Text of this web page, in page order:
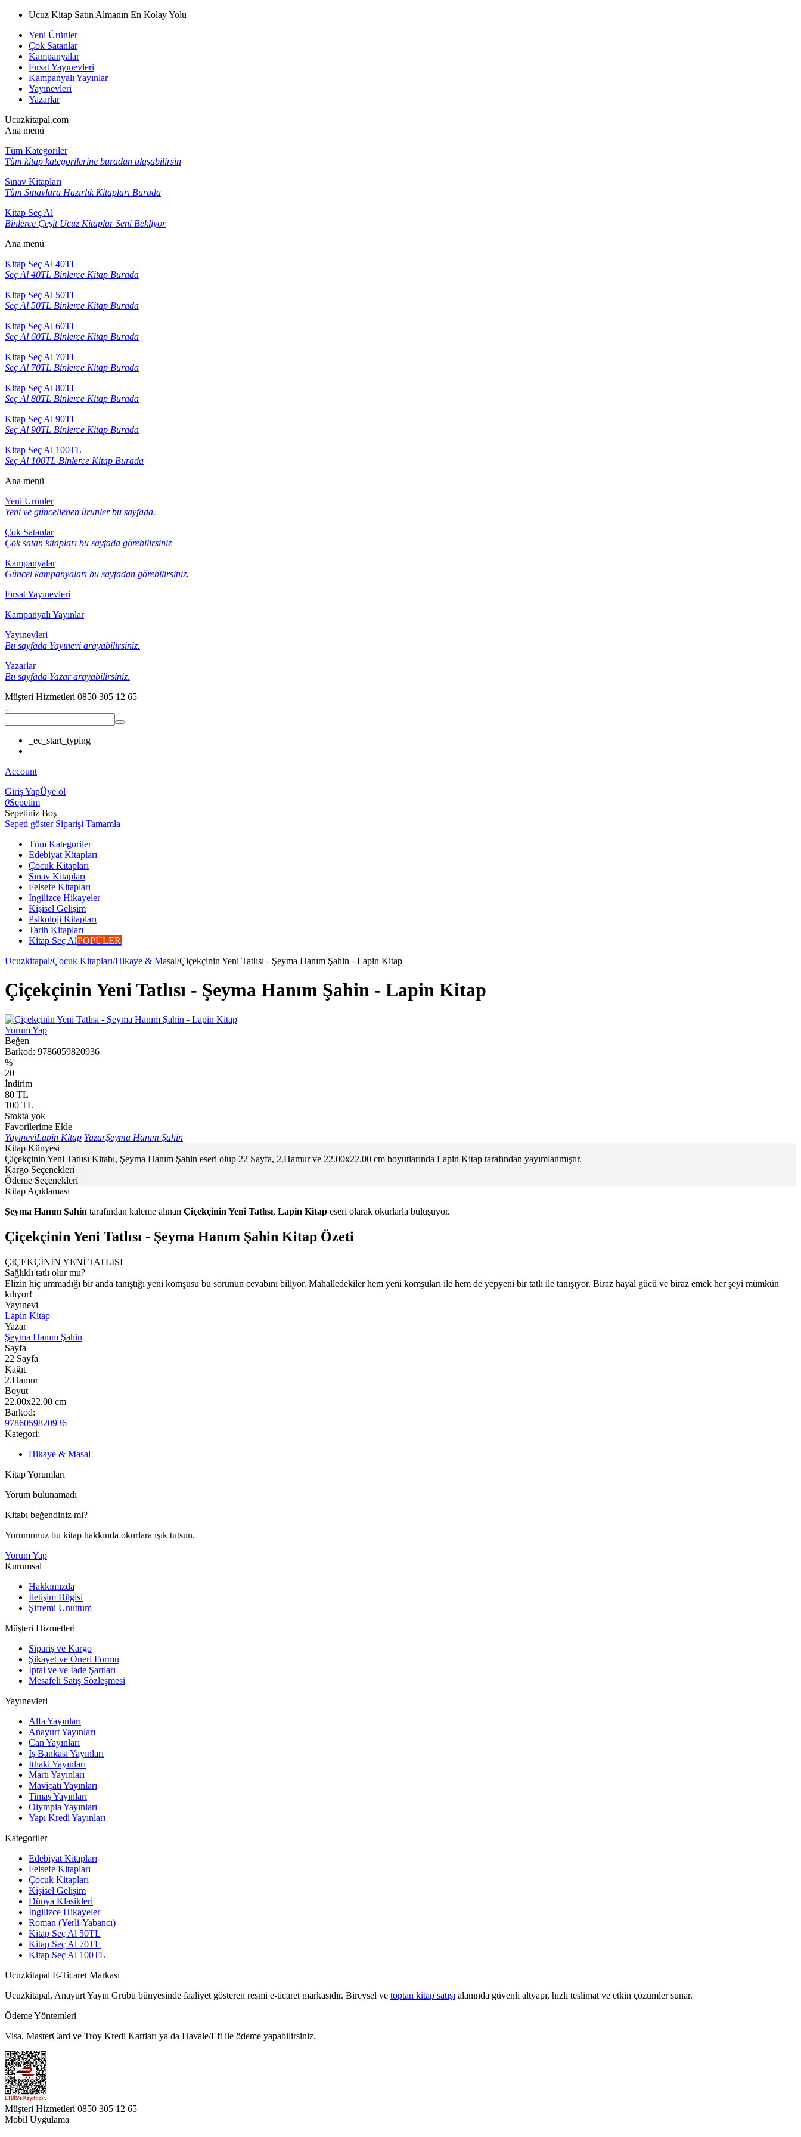
Ucuz Kitap Satın Almanın En Kolay Yolu
Yeni Ürünler
Çok Satanlar
Kampanyalar
Fırsat Yayınevleri
Kampanyalı Yayınlar
Yayınevleri
Yazarlar
Ucuzkitapal.com
Ana menü
Tüm Kategoriler
Tüm kitap kategorilerine buradan ulaşabilirsin
Sınav Kitapları
Tüm Sınavlara Hazırlık Kitapları Burada
Kitap Seç Al
Binlerce Çeşit Ucuz Kitaplar Seni Bekliyor
Ana menü
Kitap Seç Al 40TL
Seç Al 40TL Binlerce Kitap Burada
Kitap Seç Al 50TL
Seç Al 50TL Binlerce Kitap Burada
Kitap Seç Al 60TL
Seç Al 60TL Binlerce Kitap Burada
Kitap Seç Al 70TL
Seç Al 70TL Binlerce Kitap Burada
Kitap Seç Al 80TL
Seç Al 80TL Binlerce Kitap Burada
Kitap Seç Al 90TL
Seç Al 90TL Binlerce Kitap Burada
Kitap Seç Al 100TL
Seç Al 100TL Binlerce Kitap Burada
Ana menü
Yeni Ürünler
Yeni ve güncellenen ürünler bu sayfada.
Çok Satanlar
Çok satan kitapları bu sayfada görebilirsiniz
Kampanyalar
Güncel kampanyaları bu sayfadan görebilirsiniz.
Fırsat Yayınevleri
Kampanyalı Yayınlar
Yayınevleri
Bu sayfada Yayınevi arayabilirsiniz.
Yazarlar
Bu sayfada Yazar arayabilirsiniz.
Müşteri Hizmetleri 0850 305 12 65
_ec_start_typing
Account
Giriş YapÜye ol
0Sepetim
Sepetiniz Boş
Sepeti göster Siparişi Tamamla
Tüm Kategoriler
Edebiyat Kitapları
Çocuk Kitapları
Sınav Kitapları
Felsefe Kitapları
İngilizce Hikayeler
Kişisel Gelişim
Psikoloji Kitapları
Tarih Kitapları
Kitap Seç AlPOPÜLER
Ucuzkitapal/Çocuk Kitapları/Hikaye & Masal/Çiçekçinin Yeni Tatlısı - Şeyma Hanım Şahin - Lapin Kitap
Çiçekçinin Yeni Tatlısı - Şeyma Hanım Şahin - Lapin Kitap
Yorum Yap
Beğen
Barkod: 9786059820936
%
20
İndirim
80 TL
100 TL
Stokta yok
Favorilerime Ekle
YayıneviLapin Kitap YazarŞeyma Hanım Şahin
Kitap Künyesi
Çiçekçinin Yeni Tatlısı Kitabı, Şeyma Hanım Şahin eseri olup 22 Sayfa, 2.Hamur ve 22.00x22.00 cm boyutlarında Lapin Kitap tarafından yayımlanmıştır.
Kargo Seçenekleri
Ödeme Seçenekleri
Kitap Açıklaması
Şeyma Hanım Şahin tarafından kaleme alınan Çiçekçinin Yeni Tatlısı, Lapin Kitap eseri olarak okurlarla buluşuyor.
Çiçekçinin Yeni Tatlısı - Şeyma Hanım Şahin Kitap Özeti
ÇİÇEKÇİNİN YENİ TATLISI
Sağlıklı tatlı olur mu?
Elizin hiç ummadığı bir anda tanıştığı yeni komşusu bu sorunun cevabını biliyor. Mahalledekiler hem yeni komşuları ile hem de yepyeni bir tatlı ile tanışıyor. Biraz hayal gücü ve biraz emek her şeyi mümkün
kılıyor!
Yayınevi
Lapin Kitap
Yazar
Şeyma Hanım Şahin
Sayfa
22 Sayfa
Kağıt
2.Hamur
Boyut
22.00x22.00 cm
Barkod:
9786059820936
Kategori:
Hikaye & Masal
Kitap Yorumları
Yorum bulunamadı
Kitabı beğendiniz mi?
Yorumunuz bu kitap hakkında okurlara ışık tutsun.
Yorum Yap
Kurumsal
Hakkımızda
İletişim Bilgisi
Şifremi Unuttum
Müşteri Hizmetleri
Sipariş ve Kargo
Şikayet ve Öneri Formu
İptal ve ve İade Şartları
Mesafeli Satış Sözleşmesi
Yayınevleri
Alfa Yayınları
Anayurt Yayınları
Can Yayınları
İş Bankası Yayınları
İthaki Yayınları
Martı Yayınları
Maviçatı Yayınları
Timaş Yayınları
Olympia Yayınları
Yapı Kredi Yayınları
Kategoriler
Edebiyat Kitapları
Felsefe Kitapları
Çocuk Kitapları
Kişisel Gelişim
Dünya Klasikleri
İngilizce Hikayeler
Roman (Yerli-Yabancı)
Kitap Seç Al 50TL
Kitap Seç Al 70TL
Kitap Seç Al 100TL
Ucuzkitapal E-Ticaret Markası
Ucuzkitapal, Anayurt Yayın Grubu bünyesinde faaliyet gösteren resmi e-ticaret markasıdır. Bireysel ve toptan kitap satışı alanında güvenli altyapı, hızlı teslimat ve etkin çözümler sunar.
Ödeme Yöntemleri
Visa, MasterCard ve Troy Kredi Kartları ya da Havale/Eft ile ödeme yapabilirsiniz.
Müşteri Hizmetleri 0850 305 12 65
Mobil Uygulama